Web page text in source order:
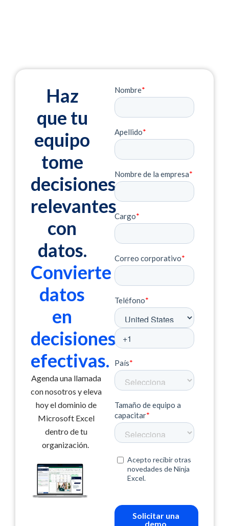
Haz
que tu
equipo
tome
decisiones
relevantes
con
datos.
Convierte
datos
en
decisiones
efectivas.
Agenda una llamada
con nosotros y eleva
hoy el dominio de
Microsoft Excel
dentro de tu
organización.